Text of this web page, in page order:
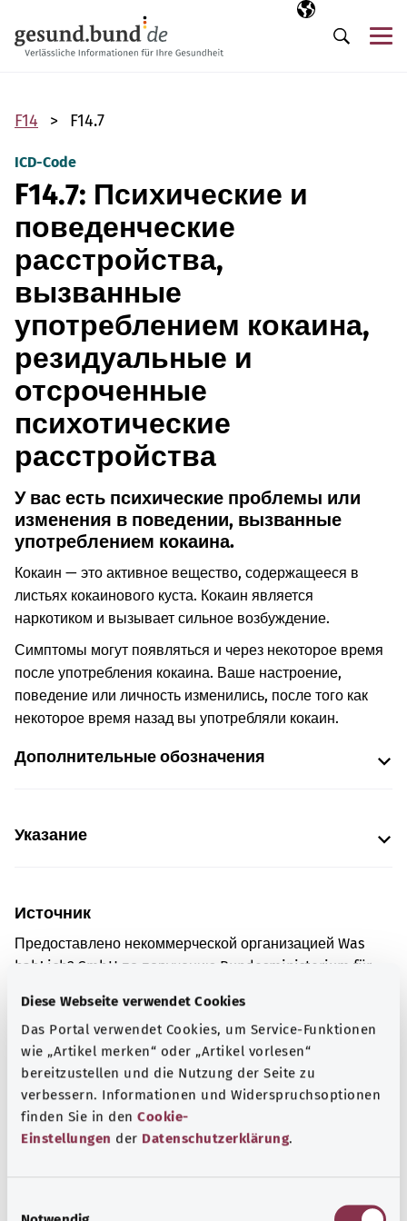
Diese Webseite verwendet Cookies
Das Portal verwendet Cookies, um Service-Funktionen
wie „Artikel merken“ oder „Artikel vorlesen“
bereitzustellen und die Nutzung der Seite zu
verbessern. Informationen und Widerspruchsoptionen
finden Sie in den Cookie-
Einstellungen der Datenschutzerklärung.
Выбранный
RU
Поиск
F14 F14.7
ICD-Code
F14.7: Психические и
поведенческие
расстройства,
вызванные
употреблением кокаина,
резидуальные и
отсроченные
психотические
расстройства
У вас есть психические проблемы или
изменения в поведении, вызванные
употреблением кокаина.
Кокаин — это активное вещество, содержащееся в
листьях кокаинового куста. Кокаин является
наркотиком и вызывает сильное возбуждение.
Симптомы могут появляться и через некоторое время
после употребления кокаина. Ваше настроение,
поведение или личность изменились, после того как
некоторое время назад вы употребляли кокаин.
Дополнительные обозначения
Указание
Источник
Предоставлено некоммерческой организацией Was
hab’ ich? GmbH по поручению Bundesministerium für
здравоохранения).
Для хорошей осведомленности
Другие статьи